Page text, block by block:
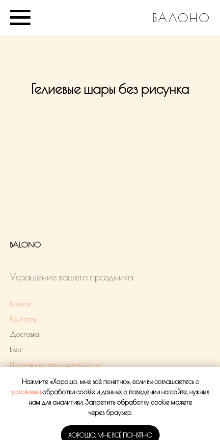
БАЛОНО
Гелиевые шары без рисунка
Нажмите «Хорошо, мне всё понятно», если вы соглашаетесь с
условиямиобработки cookie и данных о поведении на сайте, нужных
нам для аналитики. Запретить обработку cookie можете
через браузер.
ХОРОШО, МНЕ ВСЁ ПОНЯТНО
BALONO
Украшение вашего праздника
Главная
Контакты
Доставка
Блог
Политика конфиденциальности
Оплата